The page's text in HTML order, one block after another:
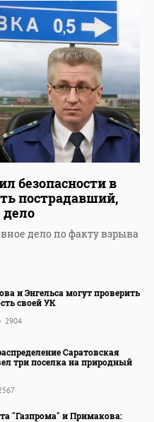
безопасности в
пострадавший,
дело
дело по факту взрыва
и Энгельса могут проверить
своей УК
2904
Саратовская
три поселка на природный
"Газпрома" и Примакова: